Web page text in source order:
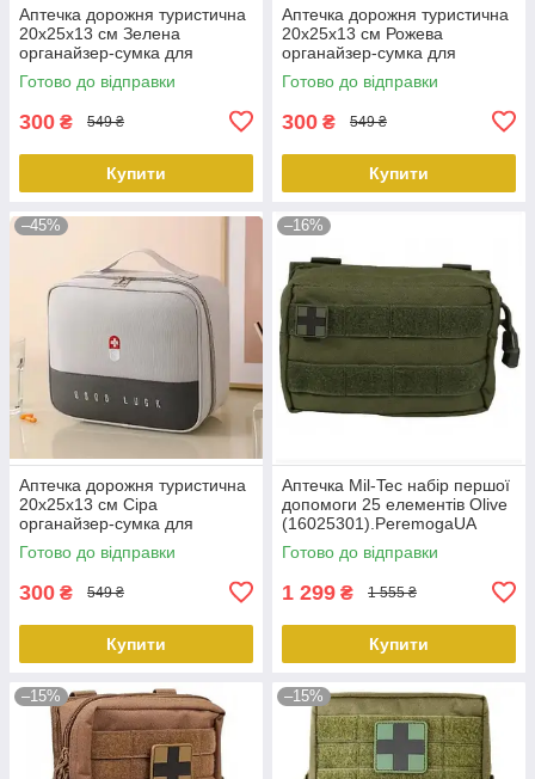
Аптечка дорожня туристична
20х25х13 см Зелена
органайзер-сумка для
зберігання ліків Solve
KT6010901 PeremogaUA
Готово до відправки
300 ₴ 549 ₴
Купити
Аптечка дорожня туристична
20х25х13 см Рожева
органайзер-сумка для
зберігання ліків Solve
KT6010902 peremogaua
Готово до відправки
300 ₴ 549 ₴
Купити
–45%
Аптечка дорожня туристична
20х25х13 см Сіра
органайзер-сумка для
зберігання ліків Solve
KT6010903 peremogaua
Готово до відправки
300 ₴ 549 ₴
Купити
–16%
Аптечка Mil-Tec набір першої
допомоги 25 елементів Olive
(16025301).PeremogaUA
Готово до відправки
1 299 ₴ 1 555 ₴
Купити
–15% –15%